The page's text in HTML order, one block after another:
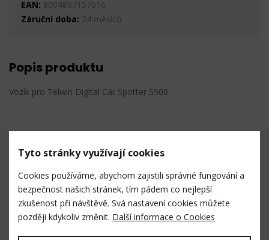
EAN: 8004897157016
Záruční doba: 24 měsíců
Popis produktu
Vozík pro Telwin Digital Car Spotter 5500
Doprava zdarmapři
nákupunad 3000 Kč
Tyto stránky využívají cookies
Cookies používáme, abychom zajistili správné fungování a
bezpečnost našich stránek, tím pádem co nejlepší
zkušenost při návštěvě. Svá nastavení cookies můžete
později kdykoliv změnit. Další informace o Cookies